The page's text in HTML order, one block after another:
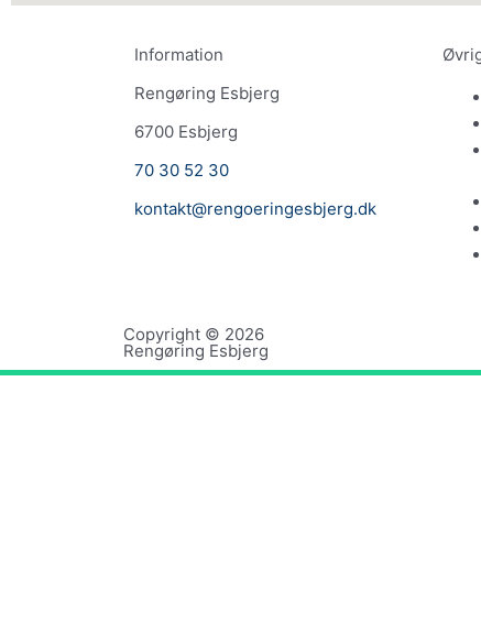
Information
Rengøring Esbjerg
6700 Esbjerg
70 30 52 30
kontakt@rengoeringesbjerg.dk
Copyright © 2026
Rengøring Esbjerg